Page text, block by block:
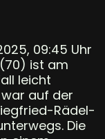
09:45 Uhr
ist am
leicht
auf der
Rädel-
Die